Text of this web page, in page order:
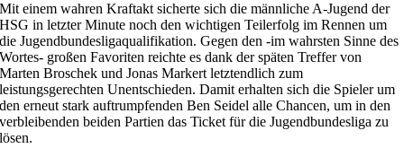
Mit einem wahren Kraftakt sicherte sich die männliche A-Jugend der
HSG in letzter Minute noch den wichtigen Teilerfolg im Rennen um
die Jugendbundesligaqualifikation. Gegen den -im wahrsten Sinne des
Wortes- großen Favoriten reichte es dank der späten Treffer von
Marten Broschek und Jonas Markert letztendlich zum
leistungsgerechten Unentschieden. Damit erhalten sich die Spieler um
den erneut stark auftrumpfenden Ben Seidel alle Chancen, um in den
verbleibenden beiden Partien das Ticket für die Jugendbundesliga zu
lösen.